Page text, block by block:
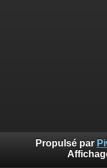
Propulsé par